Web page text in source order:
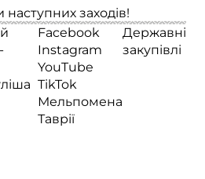
заходів!
Facebook
Instagram
YouTube
TikTok
Мельпомена
Таврії
Державні
закупівлі